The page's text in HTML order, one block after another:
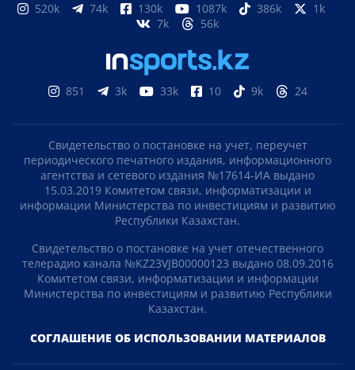
520k 74k 130k 1087k 386k
1k
7k
56k
851 3k 33k 10 9k 24
Свидетельство о постановке на учет, переучет
периодического печатного издания, информационного
агентства и сетевого издания №17614-ИА выдано
15.03.2019 Комитетом связи, информатизации и
информации Министерства по инвестициям и развитию
Республики Казахстан.
Свидетельство о постановке на учет отечественного
телерадио канала №KZ23VJB00000123 выдано 08.09.2016
Комитетом связи, информатизации и информации
Министерства по инвестициям и развитию Республики
Казахстан.
СОГЛАШЕНИЕ ОБ ИСПОЛЬЗОВАНИИ МАТЕРИАЛОВ